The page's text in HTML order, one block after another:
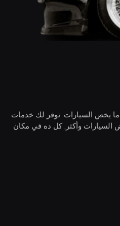
ما يخص السيارات. نوفر لك خدمات
السيارات وأكثر. كل ده في مكان